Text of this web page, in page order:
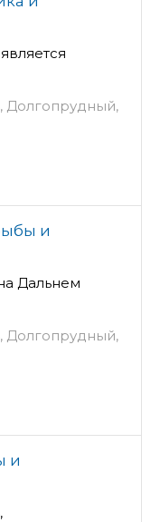
Долгопрудный,
и
Дальнем
Долгопрудный,
и